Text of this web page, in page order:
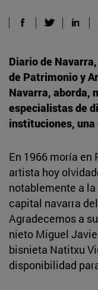
Diario de
de Patrimonio y
Navarra, aborda,
especialistas de
instituciones,
En 1966 moría
artista hoy
notablemente a
capital navarra
Agradecemos a
nieto Miguel
bisnieta Natitxu
disponibilidad